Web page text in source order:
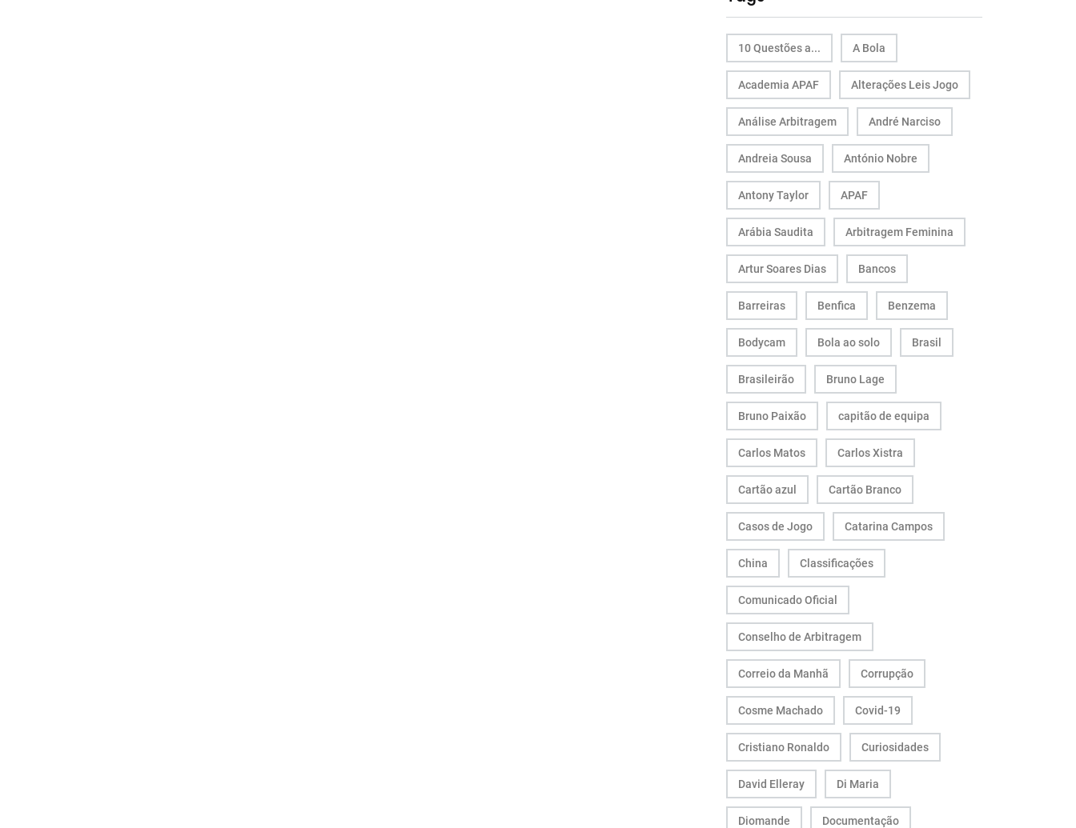
10 Questões a... A Bola
Academia APAF Alterações Leis Jogo
Análise Arbitragem André Narciso
Andreia Sousa António Nobre
Antony Taylor APAF
Arábia Saudita Arbitragem Feminina
Artur Soares Dias Bancos
Barreiras Benfica Benzema
Bodycam Bola ao solo Brasil
Brasileirão Bruno Lage
Bruno Paixão capitão de equipa
Carlos Matos Carlos Xistra
Cartão azul Cartão Branco
Casos de Jogo Catarina Campos
China Classificações
Comunicado Oficial
Conselho de Arbitragem
Correio da Manhã Corrupção
Cosme Machado Covid-19
Cristiano Ronaldo Curiosidades
David Elleray Di Maria
Diomande Documentação